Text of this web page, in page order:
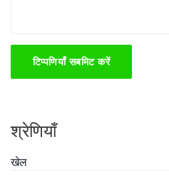
टिप्पणियाँ सबमिट करें
श्रेणियाँ
खेल